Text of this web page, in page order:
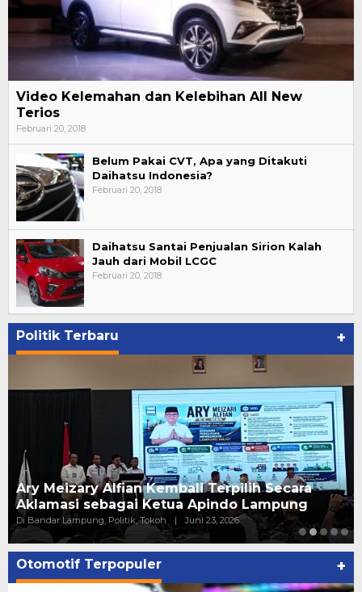
Video Kelemahan dan Kelebihan All New
Terios
Februari 20, 2018
Belum Pakai CVT, Apa yang Ditakuti
Daihatsu Indonesia?
Februari 20, 2018
Daihatsu Santai Penjualan Sirion Kalah
Jauh dari Mobil LCGC
Februari 20, 2018
Politik Terbaru +
Pelantikan Relawan PAN Bandar Lampung, ini
kata Putri Zulhas
Di ADV, Politik | Juni 20, 2026
Otomotif Terpopuler +